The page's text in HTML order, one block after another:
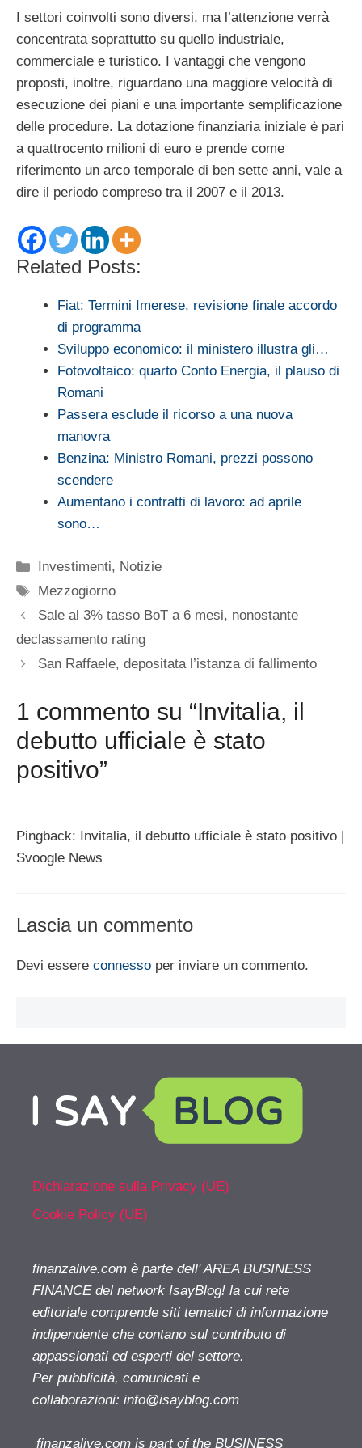
I settori coinvolti sono diversi, ma l’attenzione verrà
concentrata soprattutto su quello industriale,
commerciale e turistico. I vantaggi che vengono
proposti, inoltre, riguardano una maggiore velocità di
esecuzione dei piani e una importante semplificazione
delle procedure. La dotazione finanziaria iniziale è pari
a quattrocento milioni di euro e prende come
riferimento un arco temporale di ben sette anni, vale a
dire il periodo compreso tra il 2007 e il 2013.
Related Posts:
Fiat: Termini Imerese, revisione finale accordo
di programma
Sviluppo economico: il ministero illustra gli…
Fotovoltaico: quarto Conto Energia, il plauso di
Romani
Passera esclude il ricorso a una nuova
manovra
Benzina: Ministro Romani, prezzi possono
scendere
Aumentano i contratti di lavoro: ad aprile
sono…
Categorie
Investimenti, Notizie
Tag
Mezzogiorno
Sale al 3% tasso BoT a 6 mesi, nonostante
declassamento rating
San Raffaele, depositata l’istanza di fallimento
1 commento su “Invitalia, il
debutto ufficiale è stato
positivo”
Pingback: Invitalia, il debutto ufficiale è stato positivo |
Svoogle News
Lascia un commento
Devi essere connesso per inviare un commento.
Dichiarazione sulla Privacy (UE)
Cookie Policy (UE)
finanzalive.com è parte dell' AREA BUSINESS
FINANCE del network IsayBlog! la cui rete
editoriale comprende siti tematici di informazione
indipendente che contano sul contributo di
appassionati ed esperti del settore.
Per pubblicità, comunicati e
collaborazioni: info@isayblog.com
finanzalive.com is part of the BUSINESS